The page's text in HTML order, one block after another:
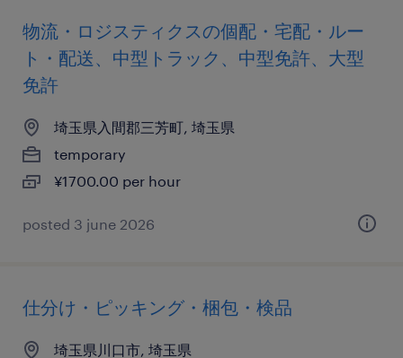
物流・ロジスティクスの個配・宅配・ルー
ト・配送、中型トラック、中型免許、大型
免許
埼玉県入間郡三芳町, 埼玉県
temporary
¥1700.00 per hour
posted 3 june 2026
仕分け・ピッキング・梱包・検品
埼玉県川口市, 埼玉県